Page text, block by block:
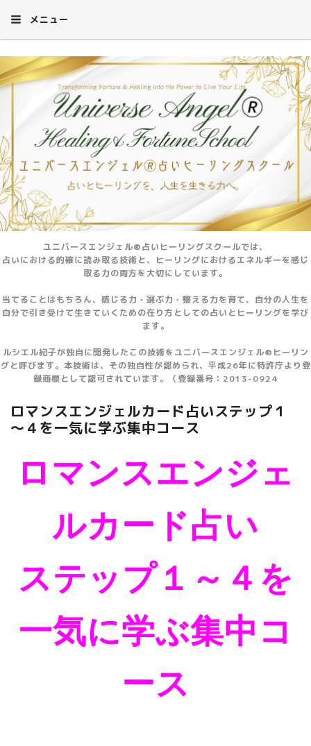
メニュー
ユニバースエンジェル®占いヒーリングスクールでは、
占いにおける的確に読み取る技術と、ヒーリングにおけるエネルギーを感じ
取る力の両方を大切にしています。
当てることはもちろん、感じる力・選ぶ力・整える力を育て、自分の人生を
自分で引き受けて生きていくための在り方としての占いとヒーリングを学び
ます。
ルシエル紀子が独自に開発したこの技術をユニバースエンジェル®ヒーリン
グと呼びます。本技術は、その独自性が認められ、平成26年に特許庁より登
録商標として認可されています。（登録番号：2013-0924
ロマンスエンジェルカード占いステップ１
～４を一気に学ぶ集中コース
ロマンスエンジェ
ルカード占い
ステップ１～４を
一気に学ぶ集中コ
ース